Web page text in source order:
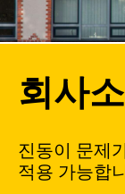
회사
진동이 문제
적용 가능합